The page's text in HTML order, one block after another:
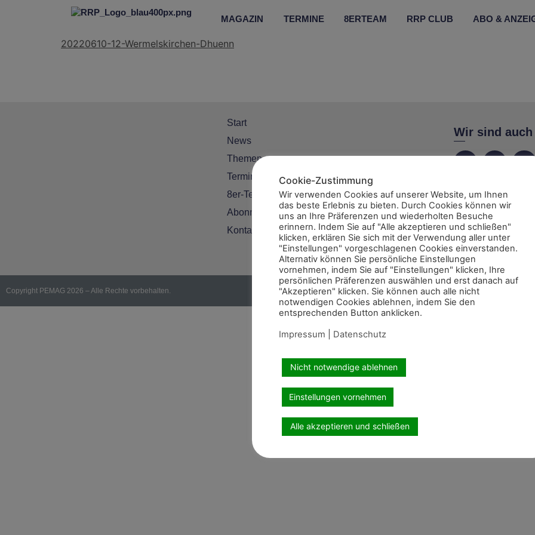
MAGAZIN TERMINE 8ERTEAM RRP CLUB ABO &
20220610-12-Wermelskirchen-Dhuenn
Start
News
Themen
Termine
8er-Team
Abonnement
Kontakt
Wir sind
Copyright PEMAG 2026 – Alle Rechte vorbehalten.
Cookie-Zustimmung
Wir verwenden Cookies auf unserer Website, um Ihnen
das beste Erlebnis zu bieten. Durch Cookies können wir
uns an Ihre Präferenzen und wiederholten Besuche
erinnern. Indem Sie auf "Alle akzeptieren und schließen"
klicken, erklären Sie sich mit der Verwendung aller unter
"Einstellungen" vorgeschlagenen Cookies einverstanden.
Alternativ können Sie persönliche Einstellungen
vornehmen, indem Sie auf "Einstellungen" klicken, Ihre
persönlichen Präferenzen auswählen und erst danach auf
"Akzeptieren" klicken. Sie können auch alle nicht
notwendigen Cookies ablehnen, indem Sie den
entsprechenden Button anklicken.
Impressum
Datenschutz
Nicht notwendige ablehnen
Einstellungen vornehmen
Alle akzeptieren und schließen